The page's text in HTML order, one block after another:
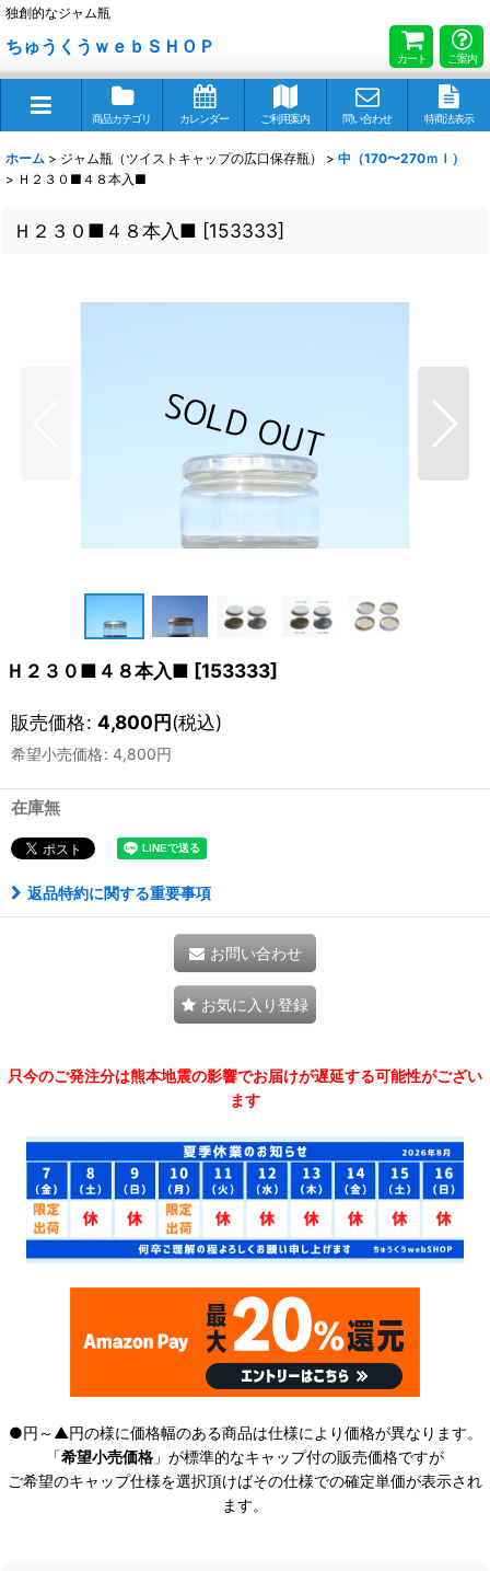
独創的なジャム瓶
ちゅうくうｗｅｂＳＨＯＰ
カート ご案内
商品カテゴリ カレンダー ご利用案内 問い合わせ 特商法表示
ホーム > ジャム瓶（ツイストキャップの広口保存瓶） > 中（170〜270ｍｌ）
> Ｈ２３０■４８本入■
Ｈ２３０■４８本入■ [153333]
Ｈ２３０■４８本入■ [153333]
販売価格: 4,800円(税込)
希望小売価格: 4,800円
在庫無
返品特約に関する重要事項
お問い合わせ
お気に入り登録
只今のご発注分は熊本地震の影響でお届けが遅延する可能性がござい
ます
●円～▲円の様に価格幅のある商品は仕様により価格が異なります。
「希望小売価格 」が標準的なキャップ付の販売価格ですが
ご希望のキャップ仕様を選択頂けばその仕様での確定単価が表示され
ます。